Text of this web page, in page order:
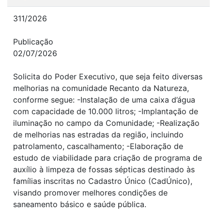
311/2026
Publicação
02/07/2026
Solicita do Poder Executivo, que seja feito diversas
melhorias na comunidade Recanto da Natureza,
conforme segue: -Instalação de uma caixa d’água
com capacidade de 10.000 litros; -Implantação de
iluminação no campo da Comunidade; -Realização
de melhorias nas estradas da região, incluindo
patrolamento, cascalhamento; -Elaboração de
estudo de viabilidade para criação de programa de
auxílio à limpeza de fossas sépticas destinado às
famílias inscritas no Cadastro Único (CadÚnico),
visando promover melhores condições de
saneamento básico e saúde pública.